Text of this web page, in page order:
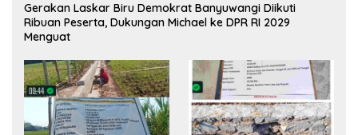
Gerakan Laskar Biru Demokrat Banyuwangi Diikuti
Ribuan Peserta, Dukungan Michael ke DPR RI 2029
Menguat